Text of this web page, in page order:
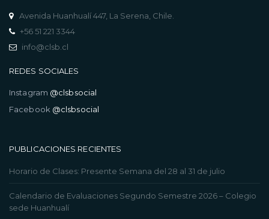
Avenida Huanhualí 447, La Serena, Chile.
+56 51 221 3344
info@clsb.cl
REDES SOCIALES
Instagram @clsbsocial
Facebook @clsbsocial
PUBLICACIONES RECIENTES
Horario de Clases: Presente Semana del 28 al 31 de julio
Calendario de Evaluaciones Segundo Semestre 2026 – Colegio
sede Huanhualí